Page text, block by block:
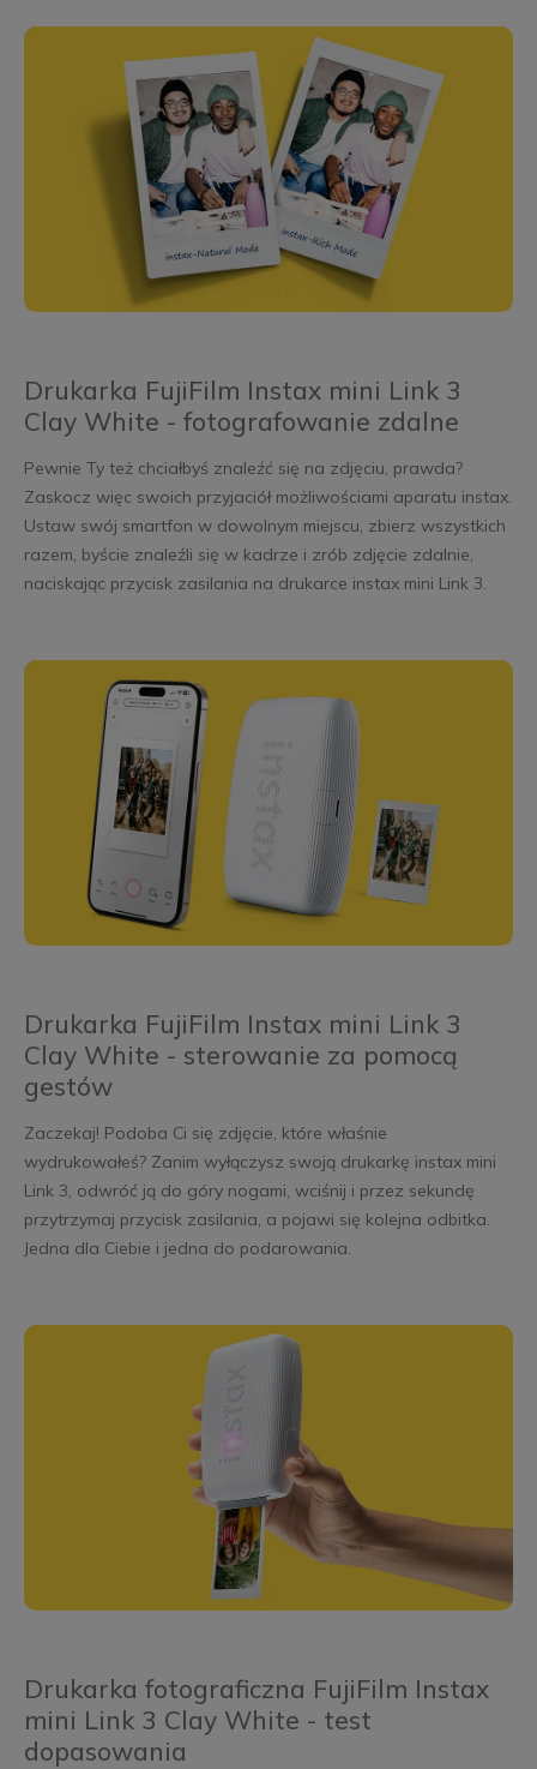
Drukarka FujiFilm Instax mini Link 3
Clay White - fotografowanie zdalne
Pewnie Ty też chciałbyś znaleźć się na zdjęciu, prawda?
Zaskocz więc swoich przyjaciół możliwościami aparatu instax.
Ustaw swój smartfon w dowolnym miejscu, zbierz wszystkich
razem, byście znaleźli się w kadrze i zrób zdjęcie zdalnie,
naciskając przycisk zasilania na drukarce instax mini Link 3.
Drukarka FujiFilm Instax mini Link 3
Clay White - sterowanie za pomocą
gestów
Zaczekaj! Podoba Ci się zdjęcie, które właśnie
wydrukowałeś? Zanim wyłączysz swoją drukarkę instax mini
Link 3, odwróć ją do góry nogami, wciśnij i przez sekundę
przytrzymaj przycisk zasilania, a pojawi się kolejna odbitka.
Jedna dla Ciebie i jedna do podarowania.
Drukarka fotograficzna FujiFilm Instax
mini Link 3 Clay White - test
dopasowania